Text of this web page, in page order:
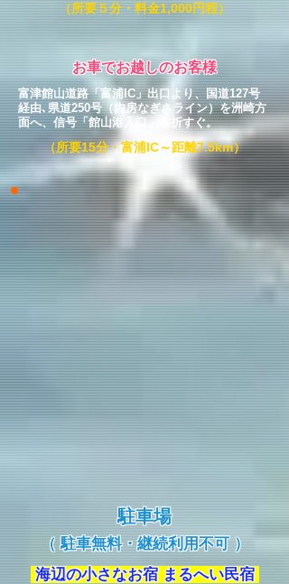
（所要５分・料金1,000円程）
お車でお越しのお客様
富津館山道路「富浦IC」出口より、国道127号
経由､県道250号（内房なぎさライン）を洲崎方
面へ、信号「館山港入口」右折すぐ。
（所要15分・富浦IC～距離7.5km）
駐車場
（ 駐車無料・継続利用不可 ）
海辺の小さなお宿 まるへい民宿